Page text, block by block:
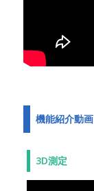
機能紹介動画
3D測定